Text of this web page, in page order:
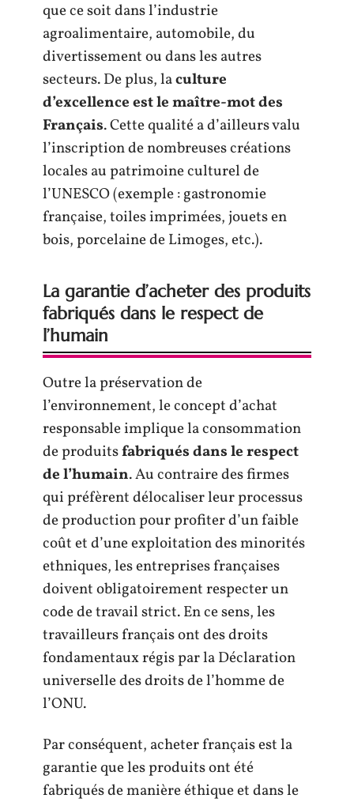
que ce soit dans l’industrie
agroalimentaire, automobile, du
divertissement ou dans les autres
secteurs. De plus, laculture
d’excellence est le maître-mot des
Français. Cette qualité a d’ailleurs valu
l’inscription de nombreuses créations
locales au patrimoine culturel de
l’UNESCO (exemple : gastronomie
française, toiles imprimées, jouets en
bois, porcelaine de Limoges, etc.).
La garantie d’acheter des produits
fabriqués dans le respect de
l’humain
Outre la préservation de
l’environnement, le concept d’achat
responsable implique la consommation
de produitsfabriqués dans le respect
de l’humain. Au contraire des firmes
qui préfèrent délocaliser leur processus
de production pour profiter d’un faible
coût et d’une exploitation des minorités
ethniques, les entreprises françaises
doivent obligatoirement respecter un
code de travail strict. En ce sens, les
travailleurs français ont des droits
fondamentaux régis par la Déclaration
universelle des droits de l’homme de
l’ONU.
Par conséquent, acheter français est la
garantie que les produits ont été
fabriqués de manière éthique et dans le